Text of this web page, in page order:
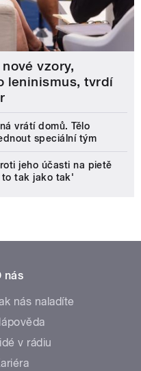
vzory,
leninismus, tvrdí
vrátí domů. Tělo
speciální tým
jeho účasti na pietě
to tak jako tak'
nás
nás naladíte
v rádiu